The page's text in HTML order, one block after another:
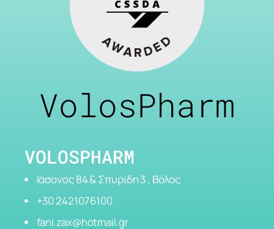
VolosPharm
VOLOSPHARM
Ιάσονος 84 & Σπυρίδη 3 , Βόλος
+30 2421076100
fani.zax@hotmail.gr